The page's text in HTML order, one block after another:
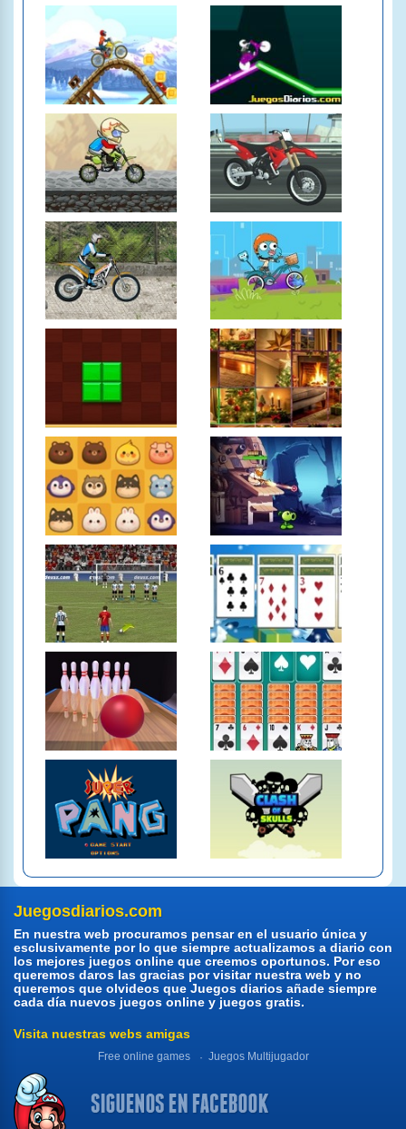
Juegosdiarios.com
En nuestra web procuramos pensar en el usuario única y
esclusivamente por lo que siempre actualizamos a diario con
los mejores juegos online que creemos oportunos. Por eso
queremos daros las gracias por visitar nuestra web y no
queremos que olvideos que Juegos diarios añade siempre
cada día nuevos juegos online y juegos gratis.
Visita nuestras webs amigas
Free online games Juegos Multijugador